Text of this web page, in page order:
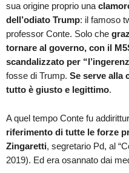
sua origine proprio una
dell’odiato Trump: il famoso
professor Conte. Solo che
tornare al governo, con il
scandalizzato per
fosse di Trump. Se serve alla
tutto è giusto e legittimo.
A quel tempo Conte fu
riferimento di tutte le forze
Zingaretti, segretario Pd, al
2019). Ed era osannato dai